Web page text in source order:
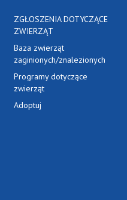
ZGŁOSZENIA DOTYCZĄCE
ZWIERZĄT
Baza zwierząt
zaginionych/znalezionych
Programy dotyczące
zwierząt
Adoptuj